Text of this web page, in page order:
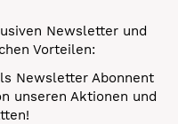
Newsletter und
Vorteilen:
Newsletter Abonnent
unseren Aktionen und